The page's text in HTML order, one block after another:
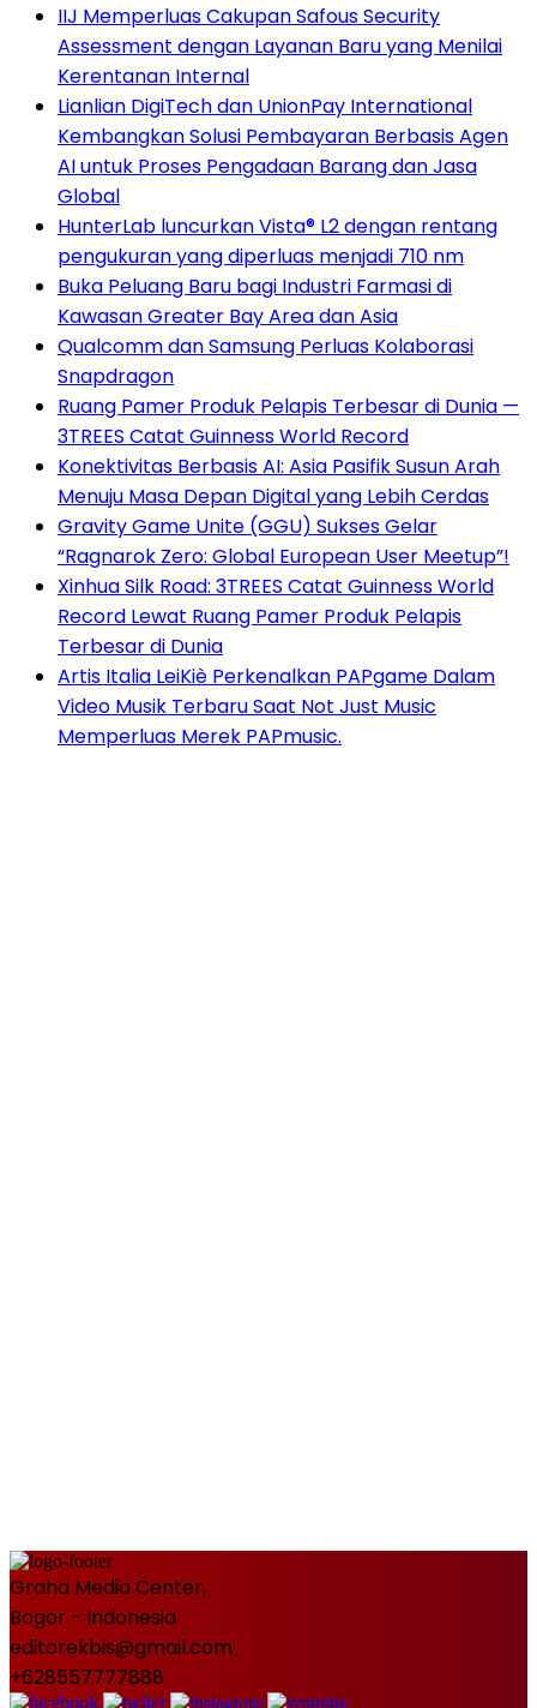
IIJ Memperluas Cakupan Safous Security
Assessment dengan Layanan Baru yang Menilai
Kerentanan Internal
Lianlian DigiTech dan UnionPay International
Kembangkan Solusi Pembayaran Berbasis Agen
AI untuk Proses Pengadaan Barang dan Jasa
Global
HunterLab luncurkan Vista® L2 dengan rentang
pengukuran yang diperluas menjadi 710 nm
Buka Peluang Baru bagi Industri Farmasi di
Kawasan Greater Bay Area dan Asia
Qualcomm dan Samsung Perluas Kolaborasi
Snapdragon
Ruang Pamer Produk Pelapis Terbesar di Dunia —
3TREES Catat Guinness World Record
Konektivitas Berbasis AI: Asia Pasifik Susun Arah
Menuju Masa Depan Digital yang Lebih Cerdas
Gravity Game Unite (GGU) Sukses Gelar
“Ragnarok Zero: Global European User Meetup”!
Xinhua Silk Road: 3TREES Catat Guinness World
Record Lewat Ruang Pamer Produk Pelapis
Terbesar di Dunia
Artis Italia LeiKiè Perkenalkan PAPgame Dalam
Video Musik Terbaru Saat Not Just Music
Memperluas Merek PAPmusic.
Graha Media Center,
Bogor - Indonesia
editorekbis@gmail.com
+628557777888